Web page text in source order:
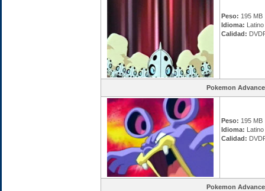
Peso: 195 MB
Idioma: Latino
Calidad:
Pokemon
Peso: 195 MB
Idioma: Latino
Calidad:
Pokemon